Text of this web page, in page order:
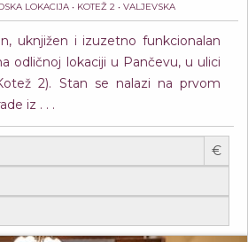
LOKACIJA • KOTEŽ 2 • VALJEVSKA
uknjižen i izuzetno funkcionalan
odličnoj lokaciji u Pančevu, u ulici
2). Stan se nalazi na prvom
iz . . .
€